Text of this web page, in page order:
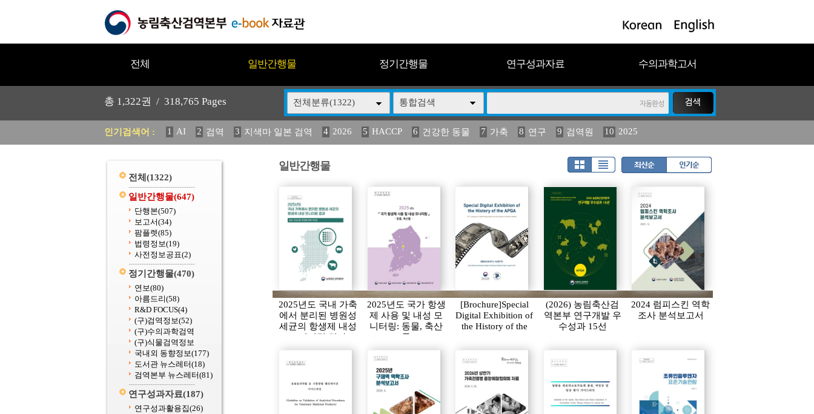
전체 일반간행물 정기간행물 연구성과자료 수의과학고서
총 1,322권 / 318,765 Pages 전체분류(1322) 통합검색
인기검색어 : 1 AI 2 검역 3 지색마 일본 검역 4 2026 5 HACCP 6 건강한 동물 7 가축 8 연구 9 검역원 10 2025
(2013년도) 식물
전체 (1322)
일반간행물(647)
단행본(507)
보고서(34)
팜플렛(85)
법령정보(19)
사전정보공표(2)
정기간행물(470)
연보(80)
아름드리(58)
R&D FOCUS(4)
(구)검역정보(52)
(구)수의과학검역
(구)식물검역정보
국내외 동향정보(177)
도서관 뉴스레터(18)
검역본부 뉴스레터(81)
연구성과자료(187)
연구성과활용집(26)
일반간행물
2025년도 국내 가축
에서 분리된 병원성
세균의 항생제 내성
모니터링 결과
2025년도 국가 항생
제 사용 및 내성 모
니터링: 동물, 축산
물
[Brochure]Special
Digital Exhibition of
the History of the
(2026) 농림축산검
역본부 연구개발 우
수성과 15선
2024 럼피스킨 역학
조사 분석보고서